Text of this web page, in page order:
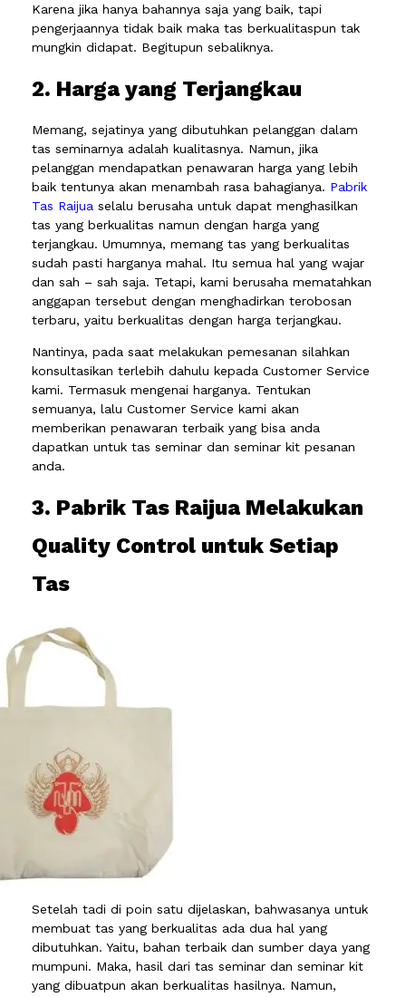
Karena jika hanya bahannya saja yang baik, tapi
pengerjaannya tidak baik maka tas berkualitaspun tak
mungkin didapat. Begitupun sebaliknya.
2. Harga yang Terjangkau
Memang, sejatinya yang dibutuhkan pelanggan dalam
tas seminarnya adalah kualitasnya. Namun, jika
pelanggan mendapatkan penawaran harga yang lebih
baik tentunya akan menambah rasa bahagianya. Pabrik
Tas Raijua selalu berusaha untuk dapat menghasilkan
tas yang berkualitas namun dengan harga yang
terjangkau. Umumnya, memang tas yang berkualitas
sudah pasti harganya mahal. Itu semua hal yang wajar
dan sah – sah saja. Tetapi, kami berusaha mematahkan
anggapan tersebut dengan menghadirkan terobosan
terbaru, yaitu berkualitas dengan harga terjangkau.
Nantinya, pada saat melakukan pemesanan silahkan
konsultasikan terlebih dahulu kepada Customer Service
kami. Termasuk mengenai harganya. Tentukan
semuanya, lalu Customer Service kami akan
memberikan penawaran terbaik yang bisa anda
dapatkan untuk tas seminar dan seminar kit pesanan
anda.
3. Pabrik Tas Raijua Melakukan
Quality Control untuk Setiap
Tas
Setelah tadi di poin satu dijelaskan, bahwasanya untuk
membuat tas yang berkualitas ada dua hal yang
dibutuhkan. Yaitu, bahan terbaik dan sumber daya yang
mumpuni. Maka, hasil dari tas seminar dan seminar kit
yang dibuatpun akan berkualitas hasilnya. Namun,